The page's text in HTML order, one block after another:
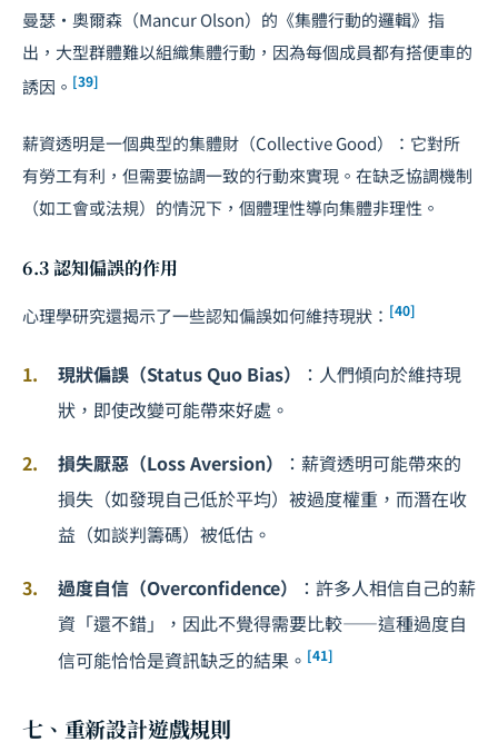
曼瑟・奧爾森（Mancur Olson）的《集體行動的邏輯》指
出，大型群體難以組織集體行動，因為每個成員都有搭便車的
誘因。 [39]
薪資透明是一個典型的集體財（Collective Good）：它對所
有勞工有利，但需要協調一致的行動來實現。在缺乏協調機制
（如工會或法規）的情況下，個體理性導向集體非理性。
6.3 認知偏誤的作用
心理學研究還揭示了一些認知偏誤如何維持現狀： [40]
現狀偏誤（Status Quo Bias）
：人們傾向於維持現
狀，即使改變可能帶來好處。
損失厭惡（Loss Aversion）
：薪資透明可能帶來的
損失（如發現自己低於平均）被過度權重，而潛在收
益（如談判籌碼）被低估。
過度自信（Overconfidence）
：許多人相信自己的薪
資「還不錯」，因此不覺得需要比較——這種過度自
信可能恰恰是資訊缺乏的結果。 [41]
七、重新設計遊戲規則